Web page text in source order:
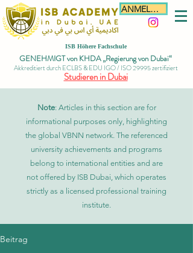
ANMELDEN
ISB Höhere Fachschule
GENEHMIGT von KHDA „Regierung von Dubai“
Akkreditiert durch ECLBS & EDU IGO / ISO 29995 zertifiziert
Studieren in Dubai
Note: Articles in this section are for
informational purposes only, highlighting
the global VBNN network. The referenced
university achievements and programs
belong to international entities and are
not offered by ISB Dubai, which operates
strictly as a licensed professional training
institute.
Beitrag